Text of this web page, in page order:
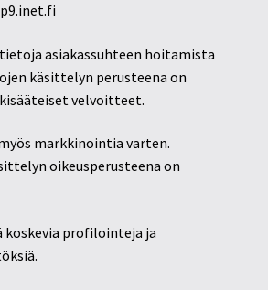
asiakassuhteen hoitamista
käsittelyn perusteena on
velvoitteet.
markkinointia varten.
oikeusperusteena on
koskevia profilointeja ja